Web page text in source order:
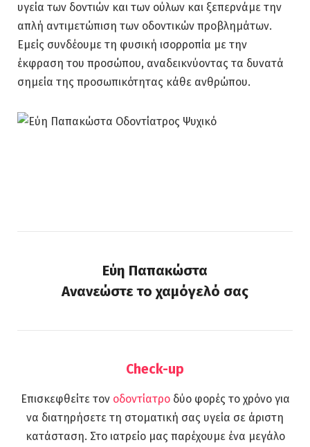
υγεία των δοντιών και των ούλων και ξεπερνάμε την
απλή αντιμετώπιση των οδοντικών προβλημάτων.
Εμείς συνδέουμε τη φυσική ισορροπία με την
έκφραση του προσώπου, αναδεικνύοντας τα δυνατά
σημεία της προσωπικότητας κάθε ανθρώπου.
Εύη Παπακώστα
Ανανεώστε το χαμόγελό σας
Check-up
Επισκεφθείτε τον οδοντίατροδύο φορές το χρόνο για
να διατηρήσετε τη στοματική σας υγεία σε άριστη
κατάσταση. Στο ιατρείο μας παρέχουμε ένα μεγάλο